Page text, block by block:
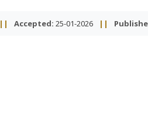
|| Accepted: 25-01-2026 ||